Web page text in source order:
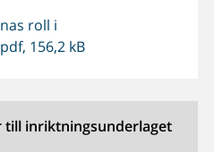
roll i
156,2 kB
inriktningsunderlaget